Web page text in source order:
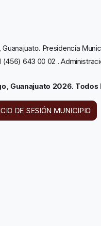
Presidencia
(456) 643 00 02 .
Guanajuato 2026.
DE SESIÓN MUNICIPIO